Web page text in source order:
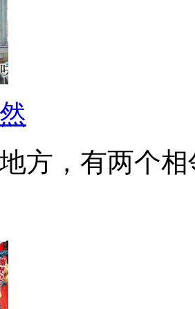
方，有两个相